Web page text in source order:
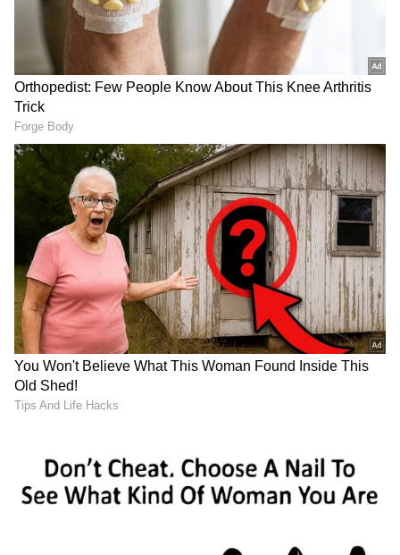
2
7
ಸೆಪ್ಟೆಂಬರ್ 11ರಂದು ಅವಿವಾ ಬಿದ್ದಪ್ಪ ಸೀಮಂತ ಕಾರ್ಯಕ್ರಮ
ಅದ್ಧೂರಿಯಾಗಿ ಅಂಬರೀಶ್‌ ಜಿಪಿ ನಗರದ ನಿವಾಸದಲ್ಲಿ
ಅದ್ಧೂರಿಯಾಗಿ ನಿರವೇರಿದೆ.